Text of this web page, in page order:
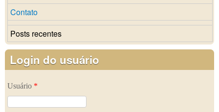
Contato
Posts recentes
Login do usuário
Usuário *